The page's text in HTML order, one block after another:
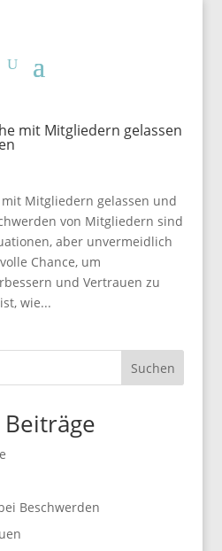
mit Mitgliedern gelassen
Mitgliedern gelassen und
von Mitgliedern sind
aber unvermeidlich
Chance, um
und Vertrauen zu
wie...
Suchen
Beschwerden